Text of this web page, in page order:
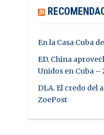
En la Casa Cuba
ED. China
Unidos en Cuba –
DLA. El credo del
ZoePost